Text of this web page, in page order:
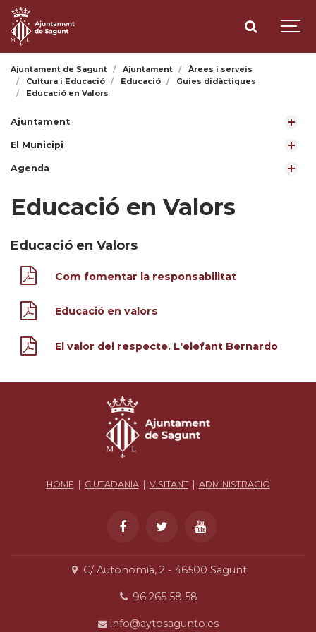
Ajuntament de Sagunt Ajuntament
Àrees i serveis
Cultura i Educació
Educació
Guies didàctiques
Educació en Valors
Ajuntament
El Municipi
Agenda
Educació en Valors
Educació en Valors
Com fomentar la responsabilitat
Educació en valors
El valor del respecte. L'elefant Bernardo
HOME| CIUTADANIA| VISITANT| ADMINISTRACIÓ
C/ Autonomia, 2 - 46500 Sagunt
96 265 58 58
info@aytosagunto.es